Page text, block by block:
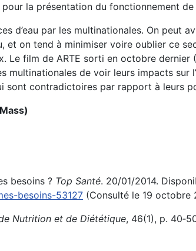
la présentation du fonctionnement
d’eau par les multinationales. On peut
et on tend à minimiser voire oublier ce
Le film de ARTE sorti en octobre
de voir leurs impacts sur
sont contradictoires par rapport à leurs
)
besoins ? Top Santé. 20/01/2014.
besoins-53127 (Consulté le 19 octobre
Nutrition et de Diététique, 46(1), p.